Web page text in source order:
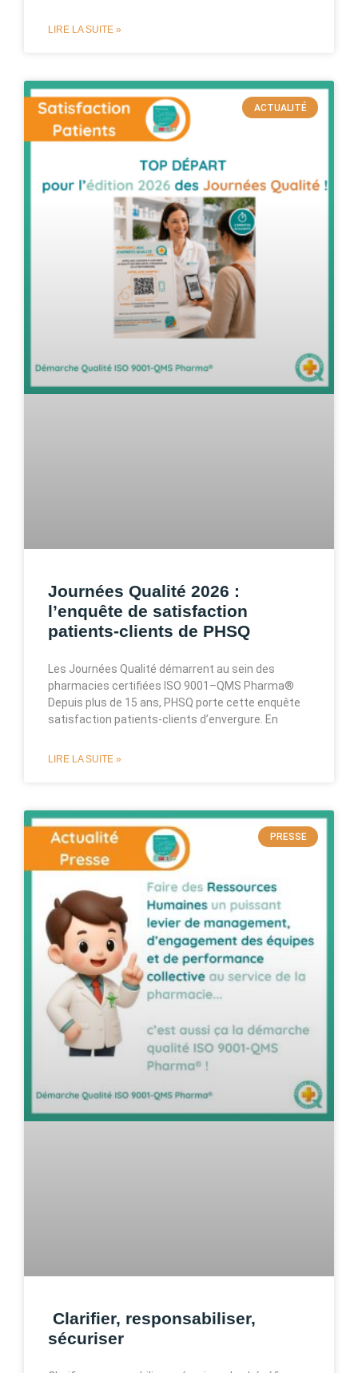
LIRE LA SUITE »
ACTUALITÉ
Journées Qualité 2026 :
l’enquête de satisfaction
patients-clients de PHSQ
Les Journées Qualité démarrent au sein des
pharmacies certifiées ISO 9001–QMS Pharma®
Depuis plus de 15 ans, PHSQ porte cette enquête
satisfaction patients-clients d’envergure. En
LIRE LA SUITE »
PRESSE
Clarifier, responsabiliser,
sécuriser